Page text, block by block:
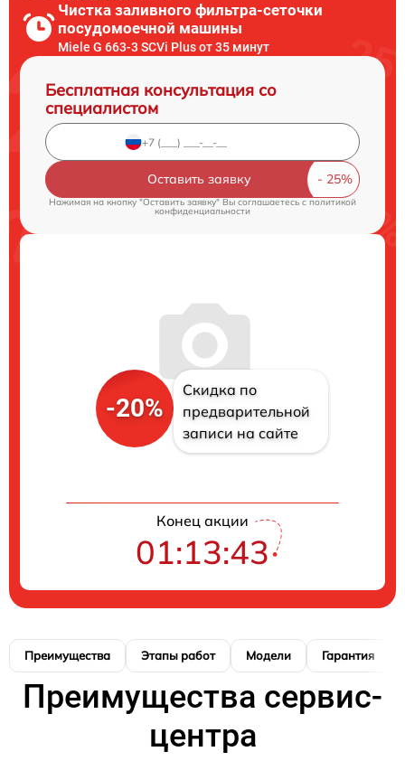
Чистка заливного фильтра-сеточки
посудомоечной машины
Miele G 663-3 SCVi Plus от 35 минут
Бесплатная консультация со
специалистом
Оставить заявку
Нажимая на кнопку "Оставить заявку" Вы соглашаетесь cполитикой
конфиденциальности
-20%
Скидка по
предварительной
записи на сайте
Конец акции
01:13:42
Преимущества Этапы работ Модели Гарантия
Преимущества сервис-
центра